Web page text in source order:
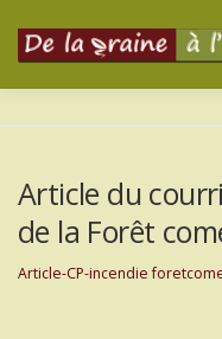
contenu
LA FORÊT
Article du
de la Forêt
Article-CP-incendie